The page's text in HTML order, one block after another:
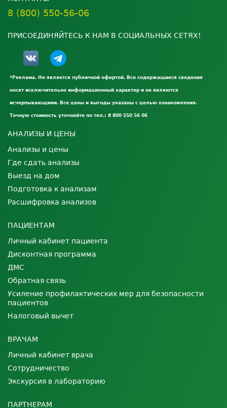
8 (800) 550-56-06
ПРИСОЕДИНЯЙТЕСЬ К НАМ В СОЦИАЛЬНЫХ СЕТЯХ!
*Реклама. Не является публичной офертой. Все содержащиеся сведения
носят исключительно информационный характер и не являются
исчерпывающими. Все цены и выгоды указаны с целью ознакомления.
Точную стоимость уточняйте по тел.: 8 800 550 56 06
АНАЛИЗЫ И ЦЕНЫ
Анализы и цены
Где сдать анализы
Выезд на дом
Подготовка к анализам
Расшифровка анализов
ПАЦИЕНТАМ
Личный кабинет пациента
Дисконтная программа
ДМС
Обратная связь
Усиление профилактических мер для безопасности
пациентов
Налоговый вычет
ВРАЧАМ
Личный кабинет врача
Сотрудничество
Экскурсия в лабораторию
ПАРТНЕРАМ